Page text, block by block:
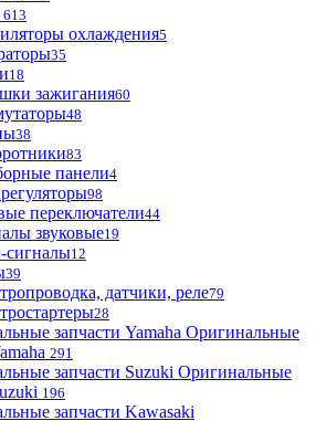
613
охлаждения5
35
18
зажигания60
48
38
83
панели4
98
переключатели44
звуковые19
сигналы12
39
датчики, реле79
28
Оригинальные
291
Оригинальные
196